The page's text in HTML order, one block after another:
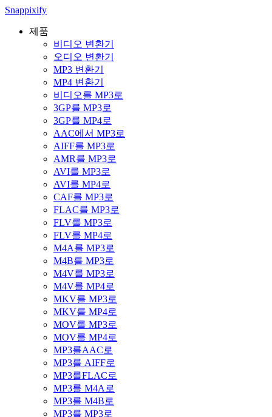
Snappixify
제품
비디오 변환기
오디오 변환기
MP3 변환기
MP4 변환기
비디오를 MP3로
3GP를 MP3로
3GP를 MP4로
AAC에서 MP3로
AIFF를 MP3로
AMR를 MP3로
AVI를 MP3로
AVI를 MP4로
CAF를 MP3로
FLAC를 MP3로
FLV를 MP3로
FLV를 MP4로
M4A를 MP3로
M4B를 MP3로
M4V를 MP3로
M4V를 MP4로
MKV를 MP3로
MKV를 MP4로
MOV를 MP3로
MOV를 MP4로
MP3를AAC로
MP3를 AIFF로
MP3를FLAC로
MP3를 M4A로
MP3를 M4B로
MP3를 MP3로